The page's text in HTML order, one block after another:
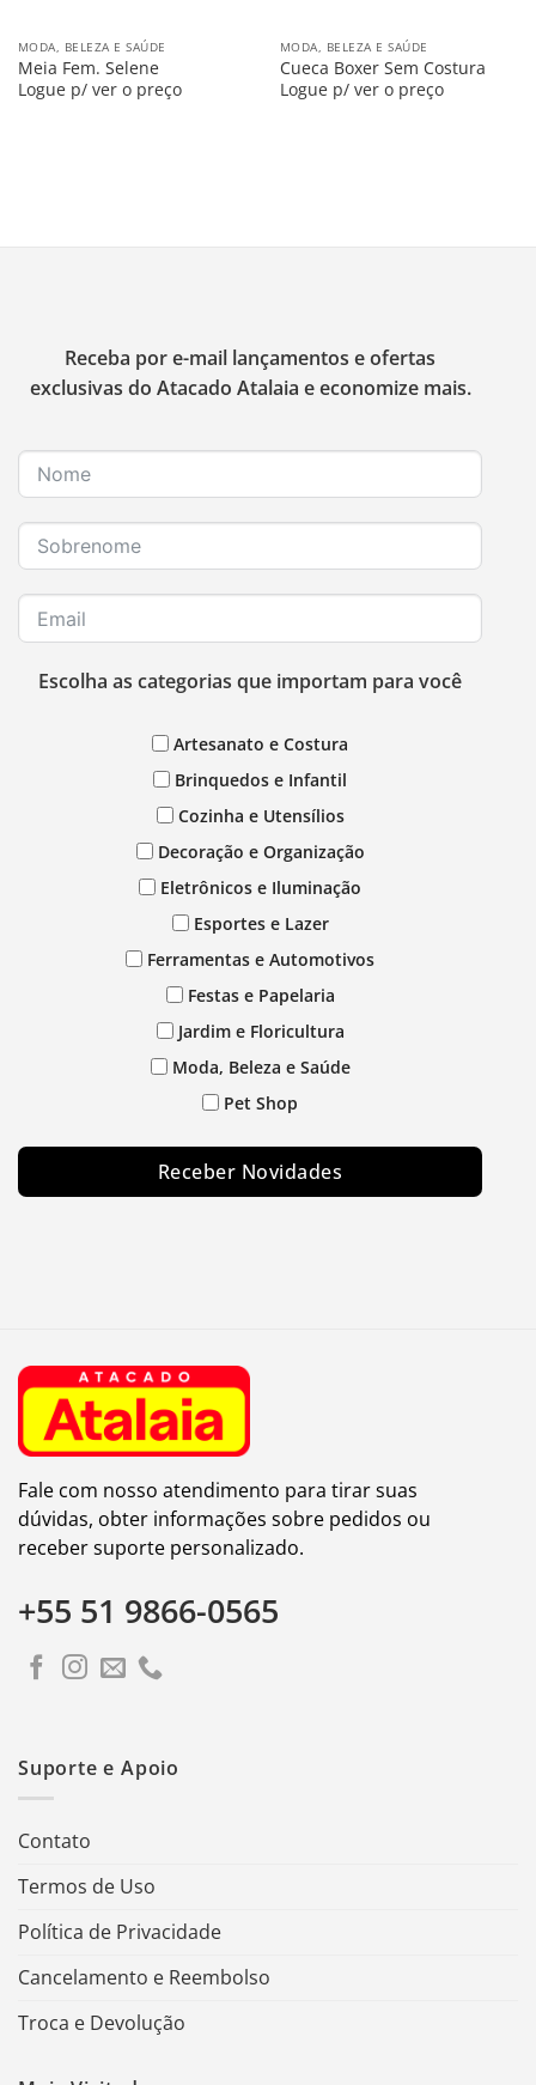
MODA, BELEZA E SAÚDE
Meia Fem. Selene
Logue p/ ver o preço
MODA, BELEZA E SAÚDE
Cueca Boxer Sem Costura
Logue p/ ver o preço
Receba por e-mail lançamentos e ofertas
exclusivas do Atacado Atalaia e economize mais.
Escolha as categorias que importam para você
Artesanato e Costura
Brinquedos e Infantil
Cozinha e Utensílios
Decoração e Organização
Eletrônicos e Iluminação
Esportes e Lazer
Ferramentas e Automotivos
Festas e Papelaria
Jardim e Floricultura
Moda, Beleza e Saúde
Pet Shop
Receber Novidades
Fale com nosso atendimento para tirar suas
dúvidas, obter informações sobre pedidos ou
receber suporte personalizado.
+55 51 9866-0565
Suporte e Apoio
Contato
Termos de Uso
Política de Privacidade
Cancelamento e Reembolso
Troca e Devolução